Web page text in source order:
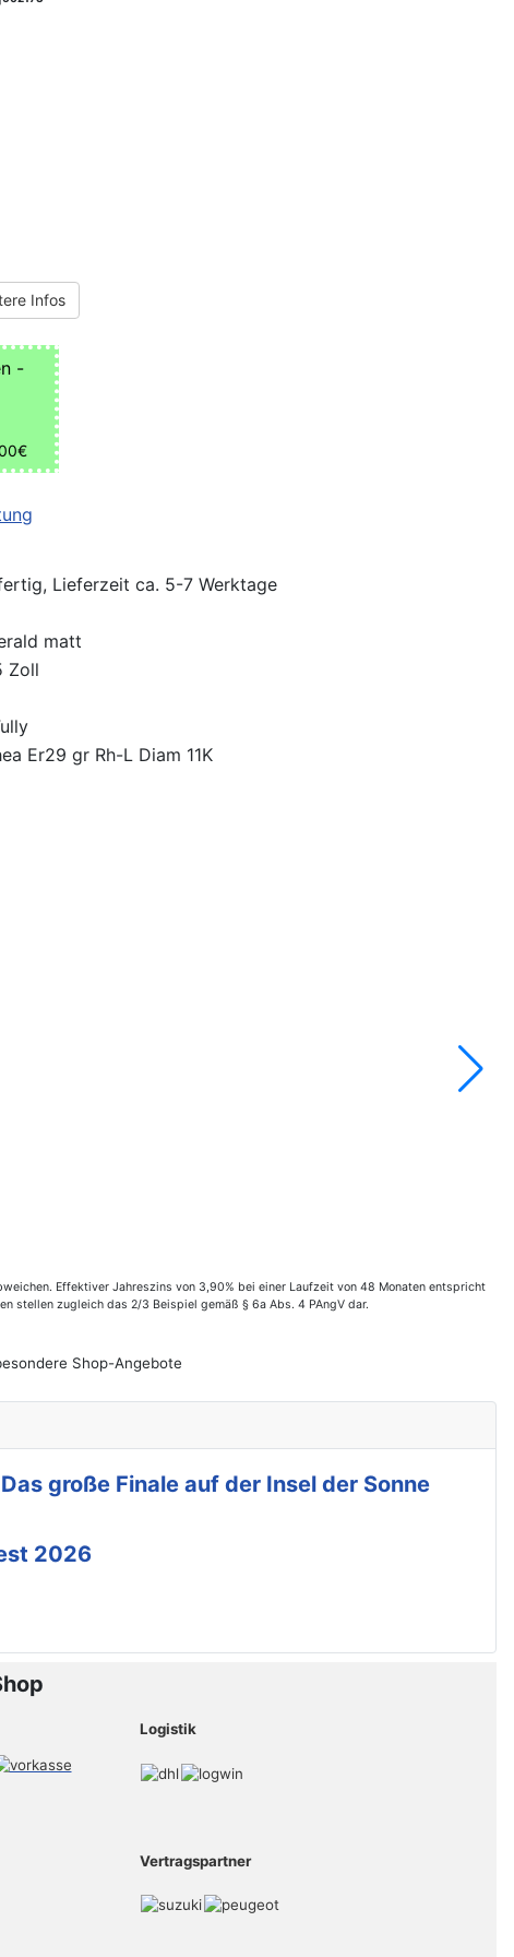
Infos
-
Lieferzeit ca. 5-7 Werktage
matt
Zoll
Er29 gr Rh-L Diam 11K
Effektiver Jahreszins von 3,90% bei einer Laufzeit von 48 Monaten entspricht
stellen zugleich das 2/3 Beispiel gemäß § 6a Abs. 4 PAngV dar.
Shop-Angebote
große Finale auf der Insel der Sonne
2026
Logistik
Vertragspartner